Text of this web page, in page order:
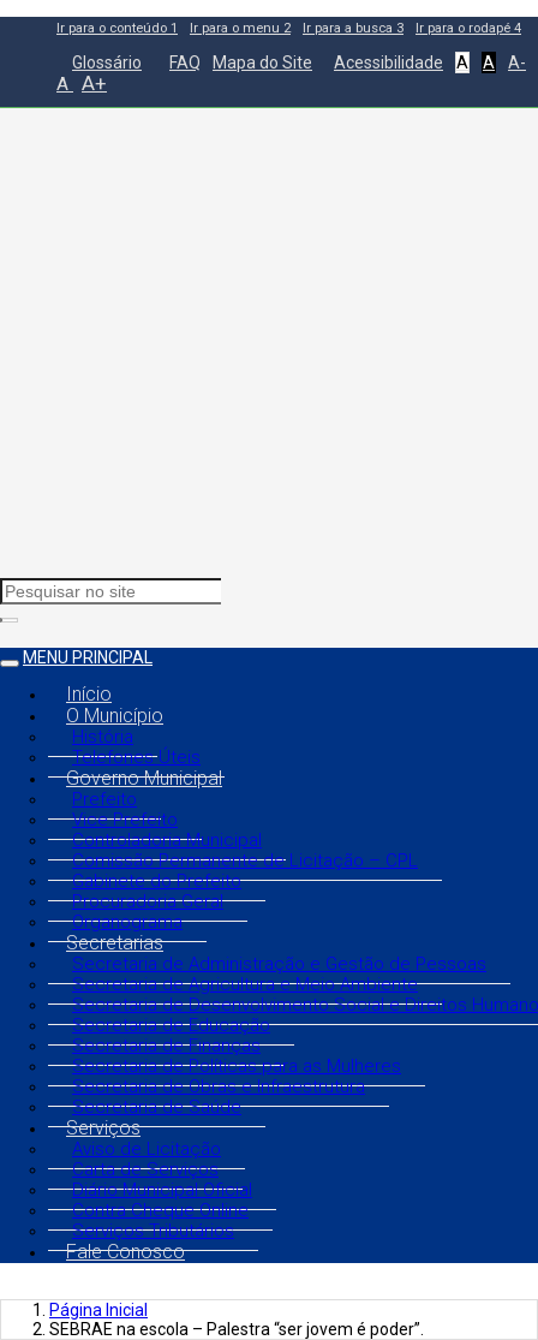
Ir para o conteúdo 1 Ir para o menu 2 Ir para a busca 3 Ir para o rodapé 4
Glossário FAQ Mapa do Site Acessibilidade A A A-
A A+
MENU PRINCIPAL
Início
O Município
História
Telefones Úteis
Governo Municipal
Prefeito
Vice Prefeito
Controladoria Municipal
Comissão Permanente de Licitação – CPL
Gabinete do Prefeito
Procuradoria Geral
Organograma
Secretarias
Secretaria de Administração e Gestão de Pessoas
Secretaria de Agricultura e Meio Ambiente
Secretaria de Desenvolvimento Social e Direitos
Secretaria de Educação
Secretaria de Finanças
Secretaria de Políticas para as Mulheres
Secretaria de Obras e Infraestrutura
Secretaria de Saúde
Serviços
Aviso de Licitação
Carta de Serviços
Diário Municipal Oficial
Contra Cheque Online
Serviços Tributários
Fale Conosco
Página Inicial
SEBRAE na escola – Palestra “ser jovem é poder”.